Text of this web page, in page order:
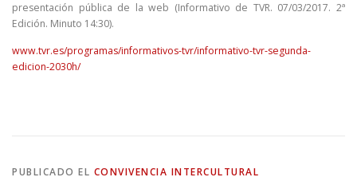
presentación pública de la web (Informativo de TVR. 07/03/2017. 2ª
Edición. Minuto 14:30).
www.tvr.es/programas/informativos-tvr/informativo-tvr-segunda-
edicion-2030h/
PUBLICADO EL CONVIVENCIA INTERCULTURAL